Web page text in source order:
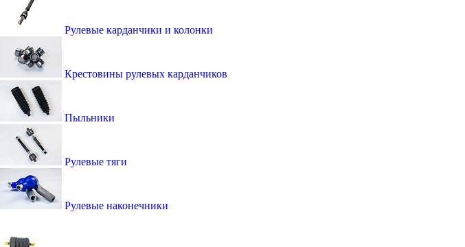
Рулевые карданчики и колонки
Крестовины рулевых карданчиков
Пыльники
Рулевые тяги
Рулевые наконечники